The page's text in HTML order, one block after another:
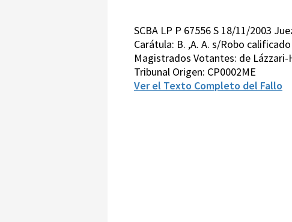
SCBA LP P 67556 S 18/11/2003
Carátula: B. ,A. A. s/Robo calificado
Magistrados Votantes: de
Tribunal Origen: CP0002ME
Ver el Texto Completo del Fallo